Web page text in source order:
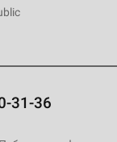
31-36